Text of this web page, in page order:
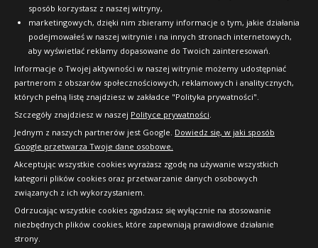
sposób korzystasz z naszej witryny,
marketingowych, dzięki nim zbieramy informacje o tym, jakie działania
podejmowałeś w naszej witrynie i na innych stronach internetowych,
aby wyświetlać reklamy dopasowane do Twoich zainteresowań.
Informacje o Twojej aktywności w naszej witrynie możemy udostępniać
partnerom z obszarów społecznościowych, reklamowych i analitycznych,
których pełną listę znajdziesz w zakładce "Polityka prywatności".
Szczegóły znajdziesz w naszej Polityce prywatności.
Jednym z naszych partnerów jest Google. Dowiedz się, w jaki sposób
Google przetwarza Twoje dane osobowe.
Akceptując wszystkie cookies wyrażasz zgodę na używanie wszystkich
kategorii plików cookies oraz przetwarzanie danych osobowych
związanych z ich wykorzystaniem.
Odrzucając wszystkie cookies zgadzasz się wyłącznie na stosowanie
niezbędnych plików cookies, które zapewniają prawidłowe działanie
strony.